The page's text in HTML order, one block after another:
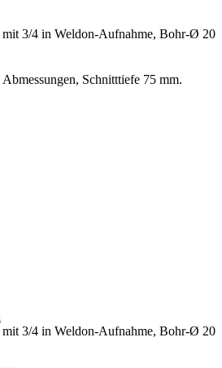
3/4 in Weldon-Aufnahme, Bohr-Ø 20
Schnitttiefe 75 mm.
3/4 in Weldon-Aufnahme, Bohr-Ø 20